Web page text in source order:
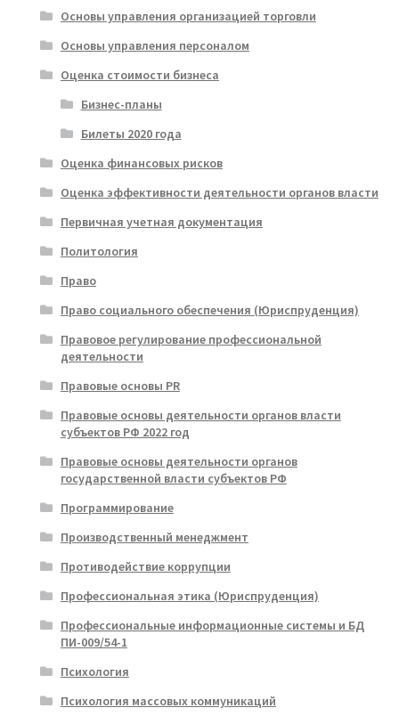
Основы управления организацией торговли
Основы управления персоналом
Оценка стоимости бизнеса
Бизнес-планы
Билеты 2020 года
Оценка финансовых рисков
Оценка эффективности деятельности органов власти
Первичная учетная документация
Политология
Право
Право социального обеспечения (Юриспруденция)
Правовое регулирование профессиональной
деятельности
Правовые основы PR
Правовые основы деятельности органов власти
субъектов РФ 2022 год
Правовые основы деятельности органов
государственной власти субъектов РФ
Программирование
Производственный менеджмент
Противодействие коррупции
Профессиональная этика (Юриспруденция)
Профессиональные информационные системы и БД
ПИ-009/54-1
Психология
Психология массовых коммуникаций